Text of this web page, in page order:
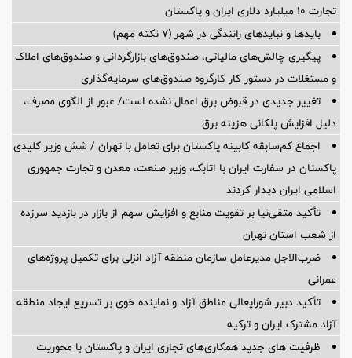
تجارت ۱۰ میلیارد دلاری ایران و پاکستان
بایدها و نبایدهای رانندگی در شهر (۷ نکته مهم)
پیگیری چالش‌های مالیاتی، صندوق‌های بازارگردانی و صندوق‌های املاک
و مستغلات در دستور کار کارگروه صندوق‌های سرمایه‌گذاری
تغییر جدیدی در قبوض برق اعمال نشده است/ عبور از الگوی مصرف،
دلیل افزایش پلکانی هزینه برق
اجماع کم‌سابقه کابینه پاکستان برای تعامل با تهران / شش وزیر کلیدی
پاکستان در سفارت ایران با اتابک، وزیر صنعت، معدن و تجارت جمهوری
اسلامی ایران دیدار کردند
تأکید متقی‌نیا بر تقویت منابع و افزایش سهم از بازار در بازدید سرزده
از شعب استان تهران
ضرب‌الاجل مدیرعامل سازمان منطقه آزاد انزلی برای تكمیل پروژه‌های
عمرانی
تأکید دبیر شورایعالی مناطق آزاد و نماینده خوی بر تسریع ایجاد منطقه
آزاد مشترک ایران و ترکیه
ظرفیت های جدید همکاری‌های تجاری ایران و پاکستان با محوریت